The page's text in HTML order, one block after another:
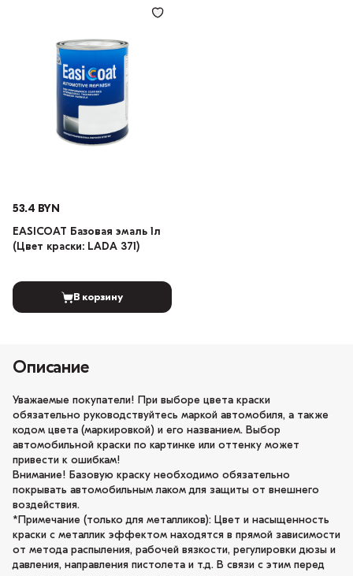
53.4 BYN
EASICOAT Базовая эмаль 1л
(Цвет краски: LADA 371)
В корзину
Описание
Уважаемые покупатели! При выборе цвета краски
обязательно руководствуйтесь маркой автомобиля, а также
кодом цвета (маркировкой) и его названием. Выбор
автомобильной краски по картинке или оттенку может
привести к ошибкам!
Внимание! Базовую краску необходимо обязательно
покрывать автомобильным лаком для защиты от внешнего
воздействия.
*Примечание (только для металликов): Цвет и насыщенность
краски с металлик эффектом находятся в прямой зависимости
от метода распыления, рабочей вязкости, регулировки дюзы и
давления, направления пистолета и т.д. В связи с этим перед